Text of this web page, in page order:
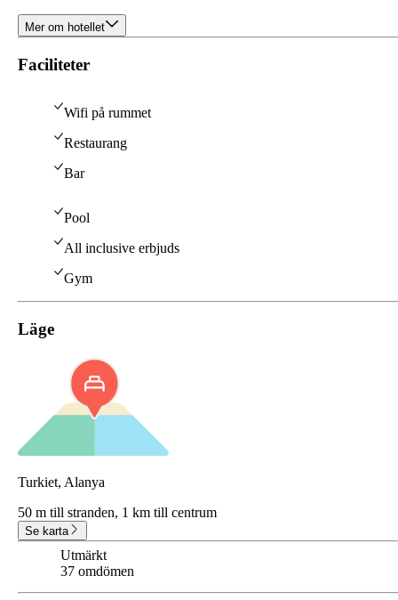
Mer om hotellet
Faciliteter
Wifi på rummet
Restaurang
Bar
Pool
All inclusive erbjuds
Gym
Läge
Turkiet, Alanya
50 m till stranden, 1 km till centrum
Se karta
Utmärkt
37 omdömen